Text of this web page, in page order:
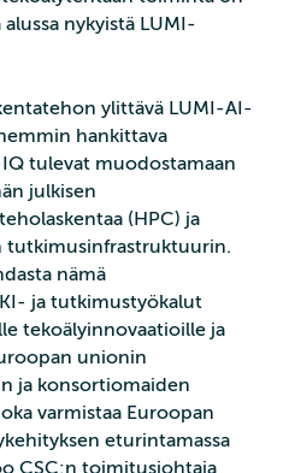
nykyistä LUMI-
ylittävä LUMI-AI-
hankittava
tulevat muodostamaan
julkisen
(HPC) ja
tutkimusinfrastruktuurin.
nämä
ja tutkimustyökalut
tekoälyinnovaatioille ja
unionin
ja konsortiomaiden
varmistaa Euroopan
eturintamassa
CSC:n toimitusjohtaja